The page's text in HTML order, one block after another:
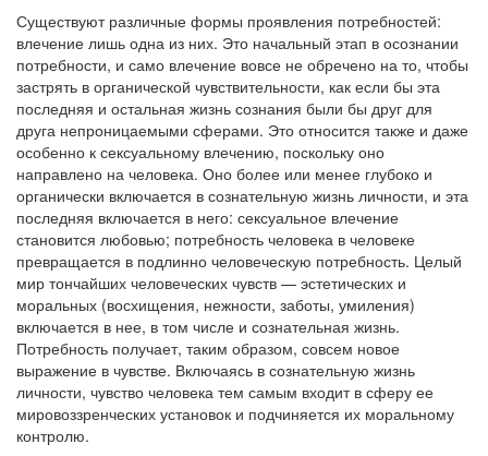
Существуют различные формы проявления потребностей:
влечение лишь одна из них. Это начальный этап в осознании
потребности, и само влечение вовсе не обречено на то, чтобы
застрять в органической чувствительности, как если бы эта
последняя и остальная жизнь сознания были бы друг для
друга непроницаемыми сферами. Это относится также и даже
особенно к сексуальному влечению, поскольку оно
направлено на человека. Оно более или менее глубоко и
органически включается в сознательную жизнь личности, и эта
последняя включается в него: сексуальное влечение
становится любовью; потребность человека в человеке
превращается в подлинно человеческую потребность. Целый
мир тончайших человеческих чувств — эстетических и
моральных (восхищения, нежности, заботы, умиления)
включается в нее, в том числе и сознательная жизнь.
Потребность получает, таким образом, совсем новое
выражение в чувстве. Включаясь в сознательную жизнь
личности, чувство человека тем самым входит в сферу ее
мировоззренческих установок и подчиняется их моральному
контролю.